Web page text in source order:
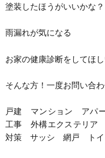
塗装したほうがいいかな？
雨漏れが気になる
お家の健康診断をしてほし
そんな方！一度お問い合わ
戸建 マンション アパ
工事 外構エクステリ
対策 サッシ 網戸 ト